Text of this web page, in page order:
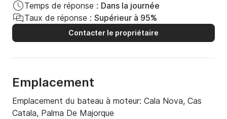
Temps de réponse : Dans la journée
Taux de réponse : Supérieur à 95%
Contacter le propriétaire
Emplacement
Emplacement du bateau à moteur: Cala Nova, Cas
Catala, Palma De Majorque